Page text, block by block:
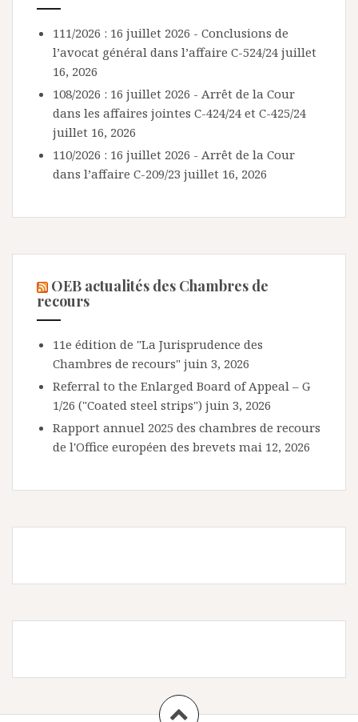
111/2026 : 16 juillet 2026 - Conclusions de
l’avocat général dans l’affaire C-524/24 juillet
16, 2026
108/2026 : 16 juillet 2026 - Arrêt de la Cour
dans les affaires jointes C-424/24 et C-425/24
juillet 16, 2026
110/2026 : 16 juillet 2026 - Arrêt de la Cour
dans l’affaire C-209/23 juillet 16, 2026
OEB actualités des Chambres de
recours
11e édition de "La Jurisprudence des
Chambres de recours" juin 3, 2026
Referral to the Enlarged Board of Appeal – G
1/26 ("Coated steel strips") juin 3, 2026
Rapport annuel 2025 des chambres de recours
de l'Office européen des brevets mai 12, 2026